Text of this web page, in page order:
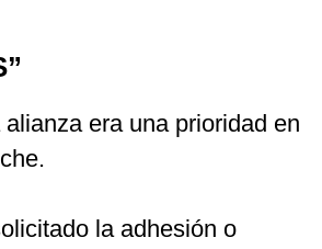
era una prioridad en
la adhesión o